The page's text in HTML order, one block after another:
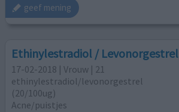
geef mening
Ethinylestradiol / Levonorgestrel
17-02-2018 | Vrouw | 21
ethinylestradiol/levonorgestrel
(20/100ug)
Acne/puistjes